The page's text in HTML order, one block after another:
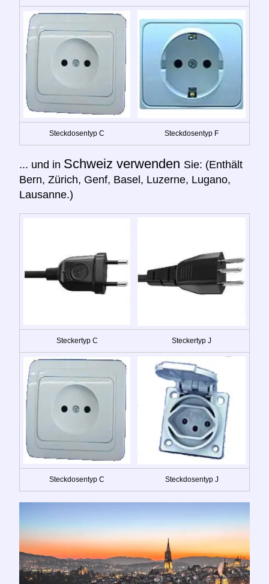
Steckdosentyp C Steckdosentyp F
... und in Schweiz verwenden Sie: (Enthält
Bern, Zürich, Genf, Basel, Luzerne, Lugano,
Lausanne.)
Steckertyp C Steckertyp J
Steckdosentyp C Steckdosentyp J